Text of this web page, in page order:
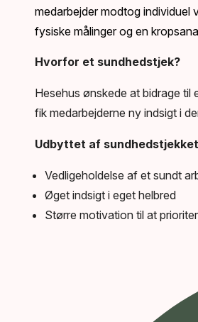
medarbejder modtog individuel
fysiske målinger og en
Hvorfor et sundhedstjek?
Hesehus ønskede at bidrage til
fik medarbejderne ny indsigt i
Udbyttet af sundhedstjekket
Vedligeholdelse af et sundt
Øget indsigt i eget helbred
Større motivation til at